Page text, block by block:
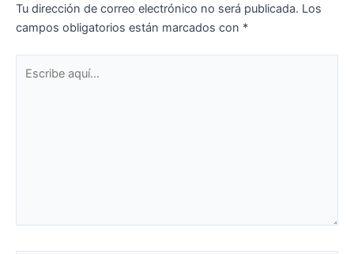
Tu dirección de correo electrónico no será publicada. Los
campos obligatorios están marcados con *
aquí...